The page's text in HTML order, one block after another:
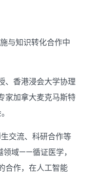
与知识转化合作中
、香港浸会大学协理
家加拿大麦克马斯特
交流、科研合作等
域——循证医学，
合作，在人工智能